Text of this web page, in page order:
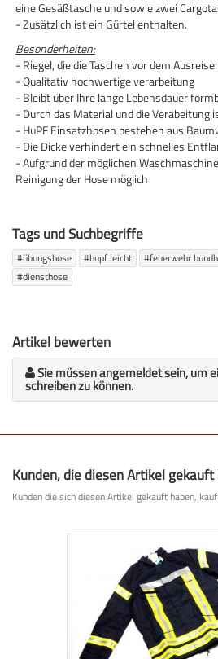
eine Gesäßtasche und sowie zwei
- Zusätzlich ist ein Gürtel enthalten.
Besonderheiten:
- Riegel, die die Taschen vor dem
- Qualitativ hochwertige verarbeitung
- Bleibt über Ihre lange Lebensdauer
- Durch das Material und die Verabeitung
- HuPF Einsatzhosen bestehen aus
- Die Dicke verhindert ein schnelles
- Aufgrund der möglichen
Reinigung der Hose möglich
Tags und Suchbegriffe
#übungshose #hupf leicht #feuerwehr
#diensthose
Artikel bewerten
Sie müssen angemeldet sein, um
schreiben zu können.
Kunden, die diesen Artikel
Kunden die sich diesen Artikel gekauft haben,